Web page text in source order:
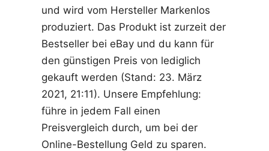
und wird vom Hersteller Markenlos
produziert. Das Produkt ist zurzeit der
Bestseller bei eBay und du kann für
den günstigen Preis von lediglich
gekauft werden (Stand: 23. März
2021, 21:11). Unsere Empfehlung:
führe in jedem Fall einen
Preisvergleich durch, um bei der
Online-Bestellung Geld zu sparen.